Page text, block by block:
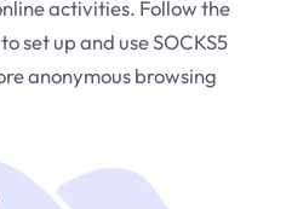
activities. Follow the
set up and use SOCKS5
anonymous browsing